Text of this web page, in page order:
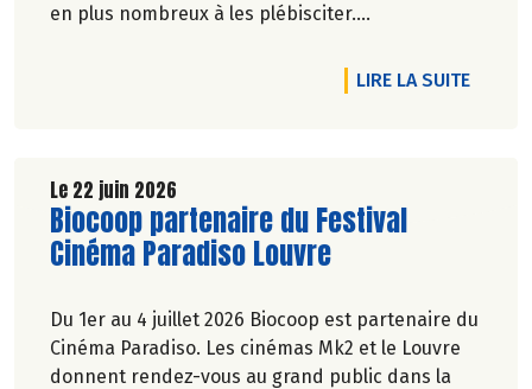
en plus nombreux à les plébisciter.
LIRE LA SUITEDE
Le 22 juin 2026
Lire la suite de l'article
Biocoop partenaire du Festival
Cinéma Paradiso Louvre
Du 1er au 4 juillet 2026 Biocoop est partenaire du
Cinéma Paradiso. Les cinémas Mk2 et le Louvre
donnent rendez-vous au grand public dans la